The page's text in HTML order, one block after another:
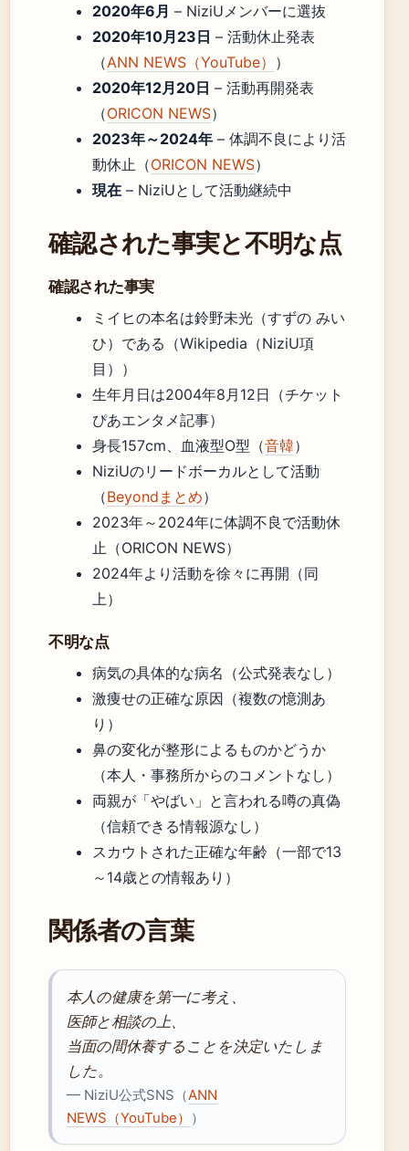
2020年6月 – NiziUメンバーに選抜
2020年10月23日 – 活動休止発表
（ANN NEWS（YouTube） ）
2020年12月20日 – 活動再開発表
（ORICON NEWS）
2023年～2024年 – 体調不良により活
動休止（ORICON NEWS）
現在 – NiziUとして活動継続中
確認された事実と不明な点
確認された事実
ミイヒの本名は鈴野未光（すずの みい
ひ）である（Wikipedia（NiziU項
目））
生年月日は2004年8月12日（チケット
ぴあエンタメ記事）
身長157cm、血液型O型（音韓）
NiziUのリードボーカルとして活動
（Beyondまとめ）
2023年～2024年に体調不良で活動休
止（ORICON NEWS）
2024年より活動を徐々に再開（同
上）
不明な点
病気の具体的な病名（公式発表なし）
激痩せの正確な原因（複数の憶測あ
り）
鼻の変化が整形によるものかどうか
（本人・事務所からのコメントなし）
両親が「やばい」と言われる噂の真偽
（信頼できる情報源なし）
スカウトされた正確な年齢（一部で13
～14歳との情報あり）
関係者の言葉
本人の健康を第一に考え、
医師と相談の上、
当面の間休養することを決定いたしま
した。
— NiziU公式SNS（ANN
NEWS（YouTube） ）